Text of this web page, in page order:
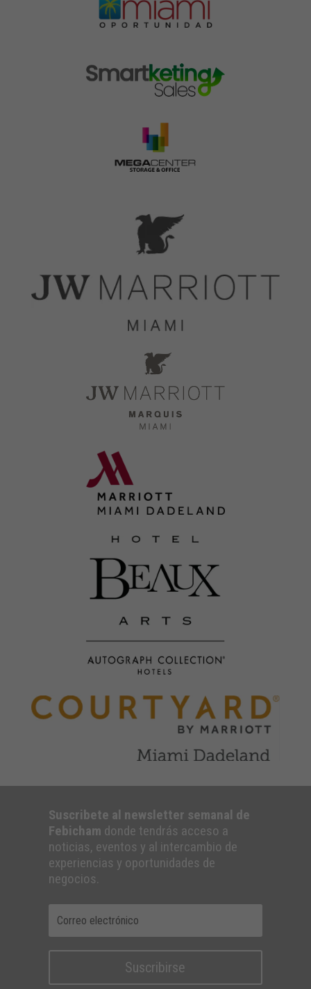
Suscribete al newsletter semanal de
Febicham donde tendrás acceso a
noticias, eventos y al intercambio de
experiencias y oportunidades de
negocios.
Suscribirse